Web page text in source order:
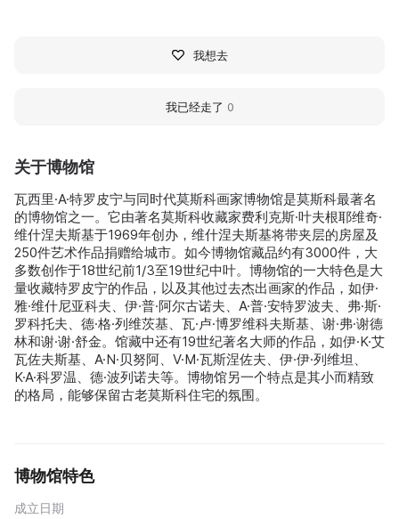
关于博物馆
瓦西里·A·特罗皮宁与同时代莫斯科画家博物馆是莫斯科最著名
的博物馆之一。它由著名莫斯科收藏家费利克斯·叶夫根耶维奇·
维什涅夫斯基于1969年创办，维什涅夫斯基将带夹层的房屋及
250件艺术作品捐赠给城市。如今博物馆藏品约有3000件，大
多数创作于18世纪前1/3至19世纪中叶。博物馆的一大特色是大
量收藏特罗皮宁的作品，以及其他过去杰出画家的作品，如伊·
雅·维什尼亚科夫、伊·普·阿尔古诺夫、A·普·安特罗波夫、弗·斯·
罗科托夫、德·格·列维茨基、瓦·卢·博罗维科夫斯基、谢·弗·谢德
林和谢·谢·舒金。馆藏中还有19世纪著名大师的作品，如伊·K·艾
瓦佐夫斯基、A·N·贝努阿、V·M·瓦斯涅佐夫、伊·伊·列维坦、
K·A·科罗温、德·波列诺夫等。博物馆另一个特点是其小而精致
的格局，能够保留古老莫斯科住宅的氛围。
博物馆特色
成立日期
我想去
我已经走了 0